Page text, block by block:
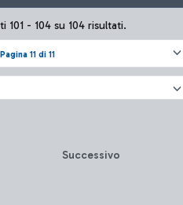
Pagina 11 di 11
101 - 104 su 104 risultati.
Successivo